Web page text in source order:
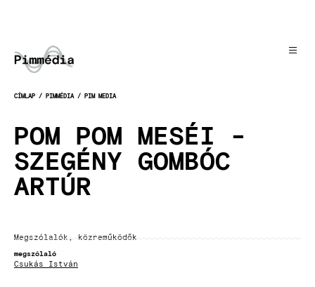
CÍMLAP PIMMÉDIA PIM MEDIA
POM POM MESÉI -
SZEGÉNY GOMBÓC
ARTÚR
Megszólalók, közreműködők
megszólaló
Csukás István